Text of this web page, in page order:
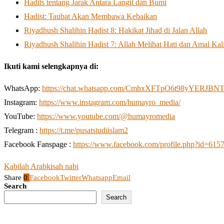
Hadits tentang Jarak Antara Langit dan Bumi
Hadist: Taubat Akan Membawa Kebaikan
Riyadhush Shalihin Hadist 8: Hakikat Jihad di Jalan Allah
Riyadhush Shalihin Hadist 7: Allah Melihat Hati dan Amal
Ikuti kami selengkapnya di:
WhatsApp: https://chat.whatsapp.com/
Instagram: https://www.instagram.com/humayro_media/
YouTube: https://www.youtube.com/@humayromedia
Telegram : https://t.me/pusatstudiislam2
Facebook Fanspage : https://www.facebook.com/
Kabilah Arabkisah nabi
Share 0 FacebookTwitterWhatsappEmail
Search
Search